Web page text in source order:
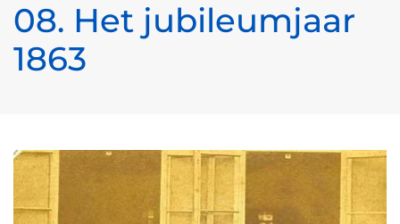
08. Het jubileumjaar
1863